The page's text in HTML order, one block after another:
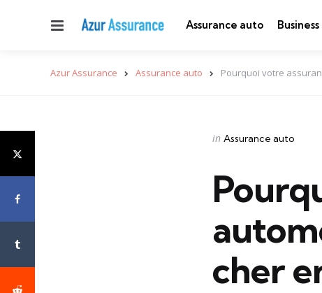
Menu Assurance auto Business
Azur Assurance Assurance auto Pourquoi votre
Categories
Posted
in Assurance auto
cher